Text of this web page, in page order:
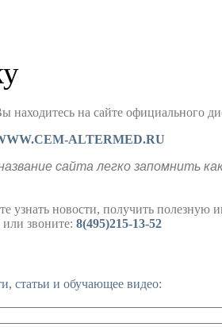
находитесь на сайте
ALTERMED.RU
сайта легко запомнить
узнать новости, получить
звоните: 8(495)215-13-52
статьи и обучающее видео: